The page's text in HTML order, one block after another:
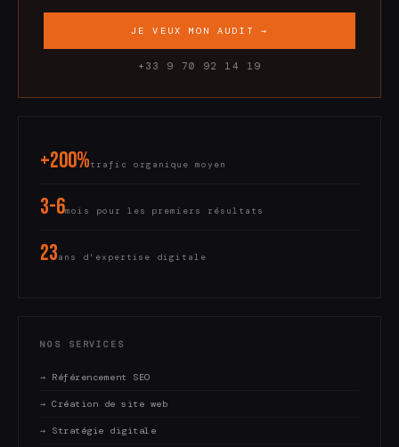
JE VEUX MON AUDIT →
+33 9 70 92 14 19
+200%trafic organique moyen
3-6mois pour les premiers résultats
23ans d'expertise digitale
NOS SERVICES
→ Référencement SEO
→ Création de site web
→ Stratégie digitale